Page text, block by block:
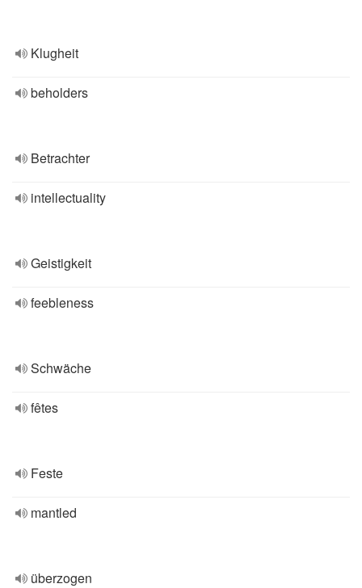
Klugheit
beholders
Betrachter
intellectuality
Geistigkeit
feebleness
Schwäche
fêtes
Feste
mantled
überzogen